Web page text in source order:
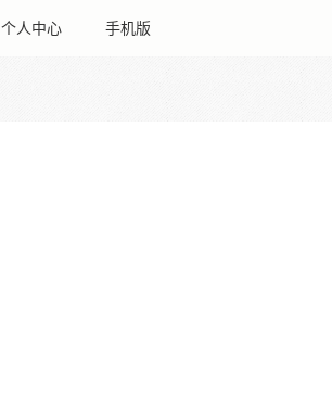
个人中心 手机版